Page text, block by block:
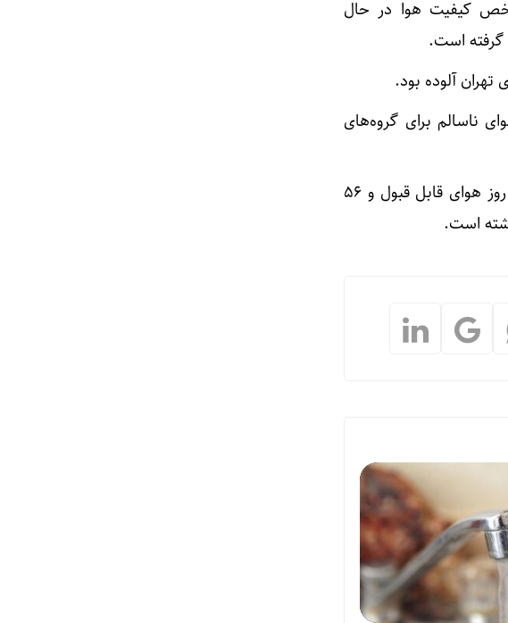
کیفیت هوا در حال
۵ روز هوای پاک، ۱۶۴ روز هوای قابل قبول و ۷۱ روز هوای ناسالم برای گروه‌های
این در حالی است که تهران در مدت مشابه سال پیش ۸ روز هوای پاک، ۱۷۱ روز هوای قابل قبول و ۵۶